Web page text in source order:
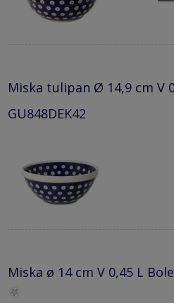
Miska tulipan Ø 14,9 cm V
GU848DEK42
Miska ø 14 cm V 0,45 L